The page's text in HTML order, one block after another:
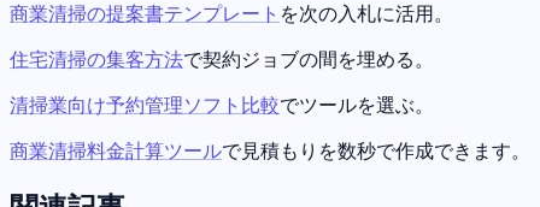
商業清掃の提案書テンプレート を次の入札に活用。
住宅清掃の集客方法で契約ジョブの間を埋める。
清掃業向け予約管理ソフト比較でツールを選ぶ。
商業清掃料金計算ツールで見積もりを数秒で作成できます。